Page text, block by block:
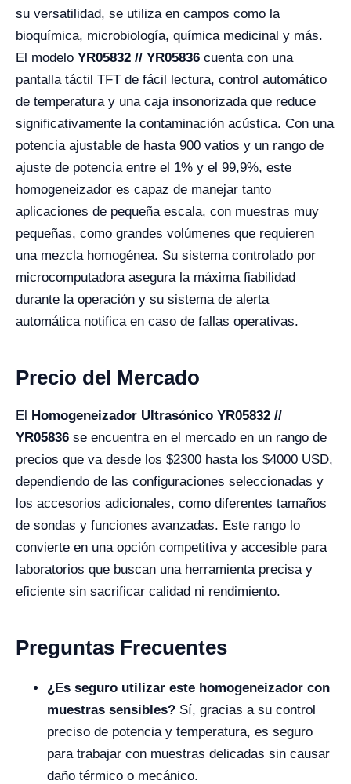
su versatilidad, se utiliza en campos como la
bioquímica, microbiología, química medicinal y más.
El modelo YR05832 // YR05836 cuenta con una
pantalla táctil TFT de fácil lectura, control automático
de temperatura y una caja insonorizada que reduce
significativamente la contaminación acústica. Con una
potencia ajustable de hasta 900 vatios y un rango de
ajuste de potencia entre el 1% y el 99,9%, este
homogeneizador es capaz de manejar tanto
aplicaciones de pequeña escala, con muestras muy
pequeñas, como grandes volúmenes que requieren
una mezcla homogénea. Su sistema controlado por
microcomputadora asegura la máxima fiabilidad
durante la operación y su sistema de alerta
automática notifica en caso de fallas operativas.
Precio del Mercado
El Homogeneizador Ultrasónico YR05832 //
YR05836 se encuentra en el mercado en un rango de
precios que va desde los $2300 hasta los $4000 USD,
dependiendo de las configuraciones seleccionadas y
los accesorios adicionales, como diferentes tamaños
de sondas y funciones avanzadas. Este rango lo
convierte en una opción competitiva y accesible para
laboratorios que buscan una herramienta precisa y
eficiente sin sacrificar calidad ni rendimiento.
Preguntas Frecuentes
¿Es seguro utilizar este homogeneizador con
muestras sensibles? Sí, gracias a su control
preciso de potencia y temperatura, es seguro
para trabajar con muestras delicadas sin causar
daño térmico o mecánico.